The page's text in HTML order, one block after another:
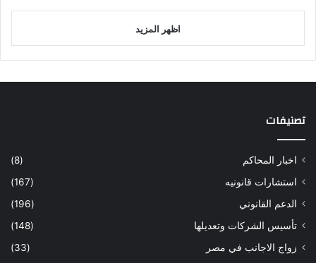
اظهر المزيد
تصنيفات
اخبار المحاكم
(8)
استشارات قانونيه
(167)
الدعم القانوني
(196)
تأسيس الشركات وتعديلها
(148)
زواج الاجانب في مصر
(33)